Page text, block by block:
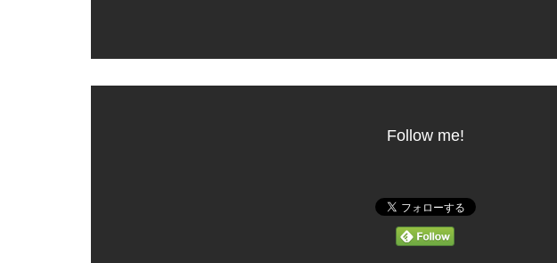
Follow me!